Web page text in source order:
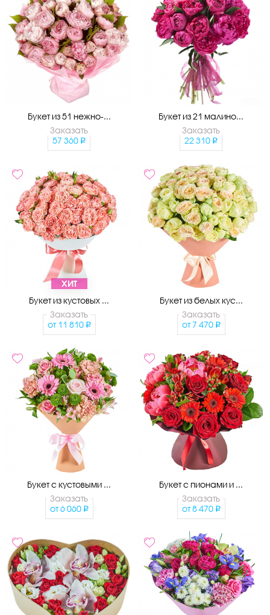
Букет из 51 нежно-...
Заказать
57 360
Букет из 21 малино...
Заказать
22 310
ХИТ
Букет из кустовых ...
Заказать
от 11 810
Букет из белых кус...
Заказать
от 7 470
Букет с кустовыми ...
Заказать
от 6 060
Букет с пионами и ...
Заказать
от 8 470